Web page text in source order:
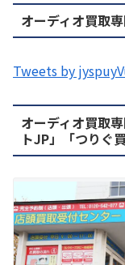
オーディオ買取
Tweets by
オーディオ買取
トJP」「つりぐ